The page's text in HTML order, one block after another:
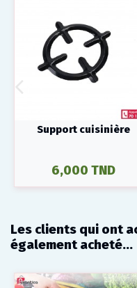
Support cuisinière
6,000 TND
Les clients qui ont
également acheté...